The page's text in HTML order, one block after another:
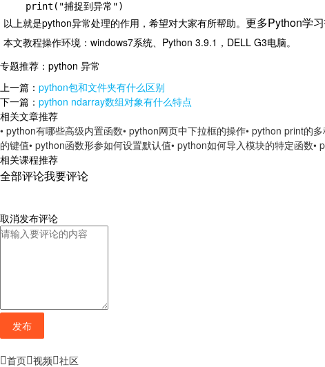
    print("捕捉到异常")
以上就是python异常处理的作用，希望对大家有所帮助。 更多Python学习
本文教程操作环境：windows7系统、Python 3.9.1，DELL G3电脑。
专题推荐： python 异常
上一篇： python包和文件夹有什么区别
下一篇： python ndarray数组对象有什么特点
相关文章推荐
• python有哪些高级内置函数• python网页中下拉框的操作• python print的
的键值• python函数形参如何设置默认值• python如何导入模块的特定函数•
相关课程推荐
全部评论我要评论
取消发布评论
发布
首页 视频 社区